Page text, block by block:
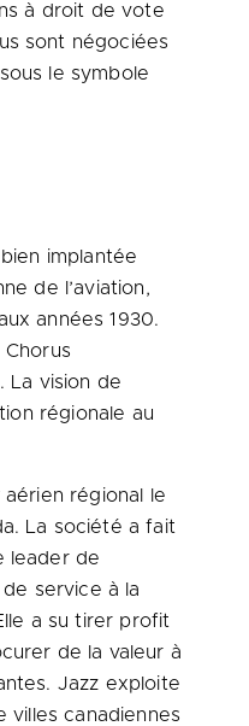
à droit de vote
sont négociées
sous le symbole
implantée
de l’aviation,
années 1930.
La vision de
régionale au
régional le
. La société a fait
leader de
de service à la
a su tirer profit
de la valeur à
Jazz exploite
villes canadiennes